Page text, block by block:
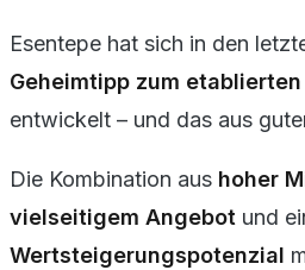
Esentepe hat sich in den
Geheimtipp zum
entwickelt – und das aus
Die Kombination aus hoher
vielseitigem Angebot und
Wertsteigerungspotenzial